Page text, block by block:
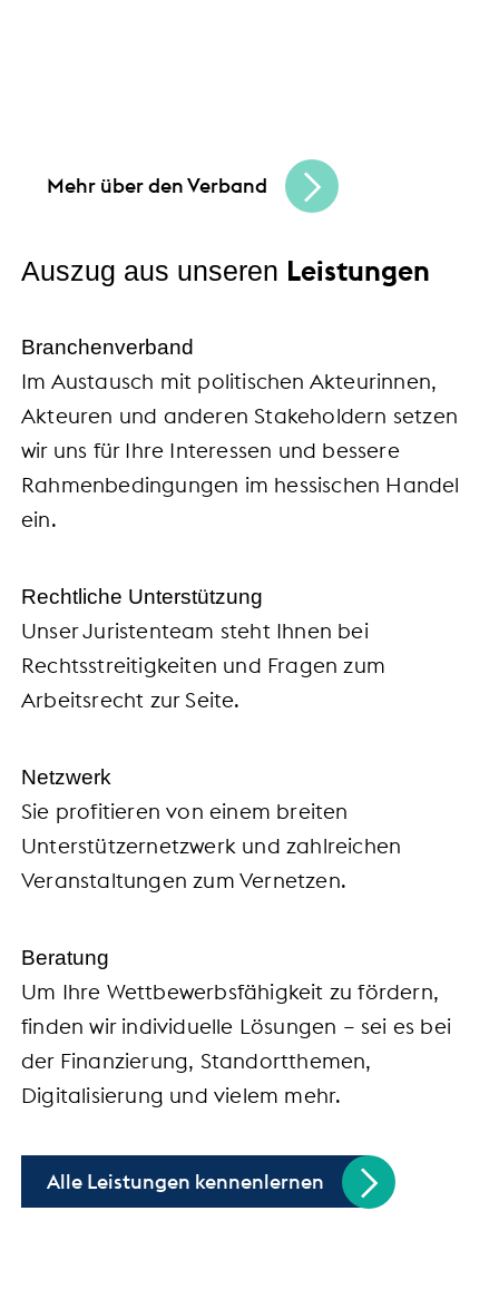
Mehr über den Verband
Auszug aus unseren Leistungen
Branchenverband
Im Austausch mit politischen Akteurinnen,
Akteuren und anderen Stakeholdern setzen
wir uns für Ihre Interessen und bessere
Rahmenbedingungen im hessischen Handel
ein.
Rechtliche Unterstützung
Unser Juristenteam steht Ihnen bei
Rechtsstreitigkeiten und Fragen zum
Arbeitsrecht zur Seite.
Netzwerk
Sie profitieren von einem breiten
Unterstützernetzwerk und zahlreichen
Veranstaltungen zum Vernetzen.
Beratung
Um Ihre Wettbewerbsfähigkeit zu fördern,
finden wir individuelle Lösungen – sei es bei
der Finanzierung, Standortthemen,
Digitalisierung und vielem mehr.
Alle Leistungen kennenlernen